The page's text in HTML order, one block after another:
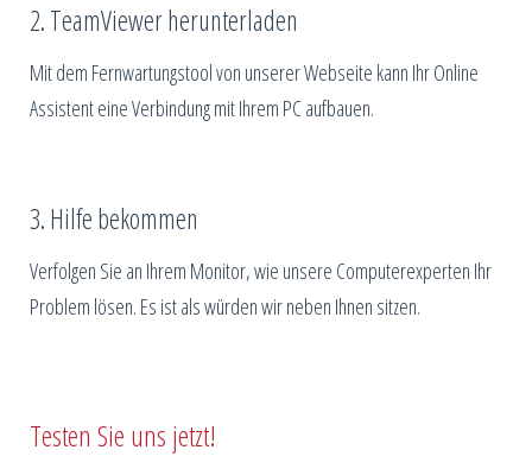
2. TeamViewer herunterladen
Mit dem Fernwartungstool von unserer Webseite kann Ihr Online
Assistent eine Verbindung mit Ihrem PC aufbauen.
3. Hilfe bekommen
Verfolgen Sie an Ihrem Monitor, wie unsere Computerexperten Ihr
Problem lösen. Es ist als würden wir neben Ihnen sitzen.
Testen Sie uns jetzt!